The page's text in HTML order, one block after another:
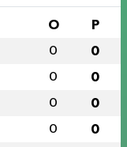
O P
0 0
0 0
0 0
0 0